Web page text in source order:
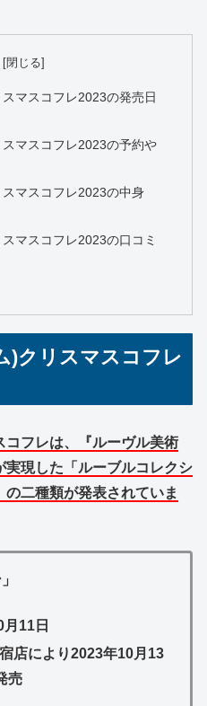
マスコフレ2023の発売日
マスコフレ2023の予約や
マスコフレ2023の中身
マスコフレ2023の口コミ
)クリスマスコフレ
フレは、『ルーヴル美術
現した「ルーブルコレクシ
二種類が発表されていま
11日
店により2023年10月13
売